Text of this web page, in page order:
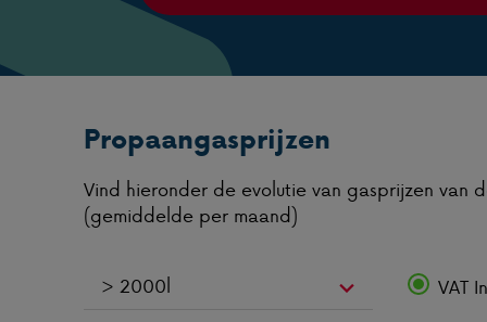
Propaangasprijzen
Vind hieronder de evolutie van gasprijzen van
(gemiddelde per maand)
VAT